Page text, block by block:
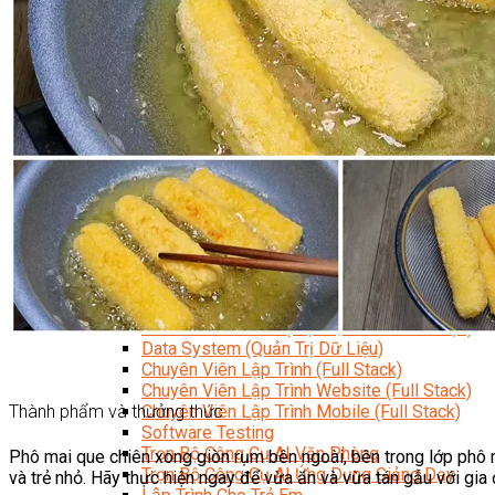
Kỹ Thuật Viên Đại Tu Hộp Số Tự Động Chuyên Sâu
Kỹ Thuật Quấn Dây Và Sửa Chữa Máy Điện
Thiết Kế Lắp Đặt Hệ Thống Điện Năng Lượng Mặt
Kỹ Thuật Viên Điện Tử Chuyên Ngành Điện – Điện
Ngành Khác
Quản Trị & Phát Triển Doanh Nghiệp
Giám Đốc Nhân Sự Chuyên Nghiệp
Quản Lý Cấp Trung Chuyên Nghiệp
Công Nghệ Thông Tin
Chuyên Viên Quản Trị Vận Hành Hệ Thống
An Ninh Mạng (Network Security)
Chuyên Viên Quản Trị Hệ Thống Và An Ninh
Quản Trị Hệ Thống Linux
Quản Trị Vận Hành Microsoft Azure
Data Analyst (Phân Tích Dữ Liệu)
Data Visualization (Trực Quan Hóa Dữ Liệu)
Data System (Quản Trị Dữ Liệu)
Chuyên Viên Lập Trình (Full Stack)
Chuyên Viên Lập Trình Website (Full Stack)
Chuyên Viên Lập Trình Mobile (Full Stack)
Software Testing
Trọn Bộ Công Cụ AI Văn Phòng
Trọn Bộ Công Cụ AI Ứng Dụng Giảng Dạy
Thành phẩm và thưởng thức
Phô mai que chiên xong giòn rụm bên ngoài, bên trong lớp
và trẻ nhỏ. Hãy thực hiện ngay để vừa ăn và vừa tán gẫu với gia